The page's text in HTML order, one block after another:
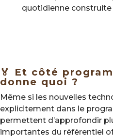
quotidienne construite
🏅 Et côté
donne quoi ?
Même si les nouvelles
explicitement dans le
permettent d’approfondir
importantes du référentiel